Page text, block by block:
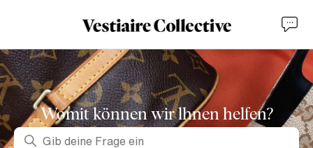
Womit können wir lhnen helfen?
Suche